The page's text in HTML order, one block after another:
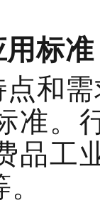
用标准
和
准。
品工